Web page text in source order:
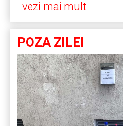
vezi mai mult
POZA ZILEI